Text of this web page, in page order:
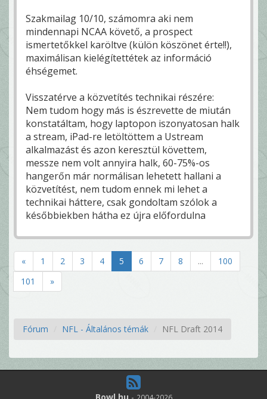
Szakmailag 10/10, számomra aki nem
mindennapi NCAA követő, a prospect
ismertetőkkel karöltve (külön köszönet érte!!),
maximálisan kielégítettétek az információ
éhségemet.
Visszatérve a közvetítés technikai részére:
Nem tudom hogy más is észrevette de miután
konstatáltam, hogy laptopon iszonyatosan halk
a stream, iPad-re letöltöttem a Ustream
alkalmazást és azon keresztül követtem,
messze nem volt annyira halk, 60-75%-os
hangerőn már normálisan lehetett hallani a
közvetítést, nem tudom ennek mi lehet a
technikai háttere, csak gondoltam szólok a
későbbiekben hátha ez újra előfordulna
« 1 2 3 4 5 6 7 8 ...
100
101
»
Fórum NFL - Általános témák NFL Draft 2014